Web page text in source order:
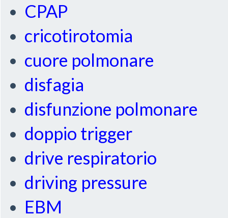
CPAP
cricotirotomia
cuore polmonare
disfagia
disfunzione polmonare
doppio trigger
drive respiratorio
driving pressure
EBM